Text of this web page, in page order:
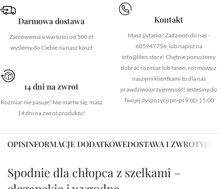
Darmowa dostawa
Zamówienia o wartości od 500 zł
wyślemy do Ciebie na nasz koszt
14 dni na zwrot
Rozmiar nie pasuje? Nie martw się, masz
14 dni na zwrot produktu!
Kontakt
Masz pytania? Zadzwoń do nas -
605947756, lub napisz na
info@lilen.store! Chętnie pomożemy
dobrać rozmiar lub fason, rozmowy z
naszymi klientkami to dla nas
prawdziwa przyjemność! Jesteśmy do
Twojej dyspozycji pn-pt 9:00-15:00
OPISINFORMACJE DODATKOWEDOSTAWA I ZWROTY
Spodnie dla chłopca z szelkami –